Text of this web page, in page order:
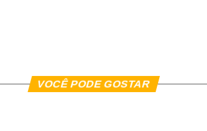
VOCÊ PODE GOSTAR